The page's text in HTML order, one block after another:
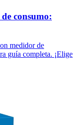
consumo:
medidor de
guía completa. ¡Elige